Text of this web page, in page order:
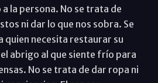
la persona. No se trata de
ni dar lo que nos sobra. Se
quien necesita restaurar su
abrigo al que siente frío para
No se trata de dar ropa ni